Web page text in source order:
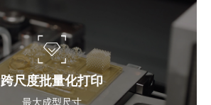
跨尺度批量化打印
最大成型尺寸